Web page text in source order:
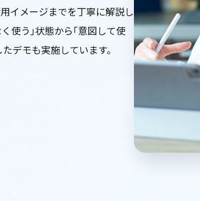
イメージまでを丁寧に解説し
使う」状態から「意図して使
デモも実施しています。